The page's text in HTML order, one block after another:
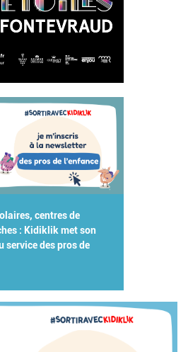
centres de
: Kidiklik met son
service des pros de